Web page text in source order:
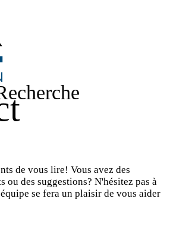
de vous lire! Vous avez des
ou des suggestions? N'hésitez pas à
se fera un plaisir de vous aider